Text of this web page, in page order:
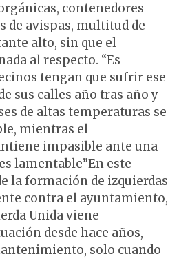
contenedores
de avispas, multitud de
alto, sin que el
al respecto. “Es
tengan que sufrir ese
sus calles año tras año y
de altas temperaturas se
mientras el
impasible ante una
lamentable”En este
la formación de izquierdas
contra el ayuntamiento,
Unida viene
desde hace años,
solo cuando